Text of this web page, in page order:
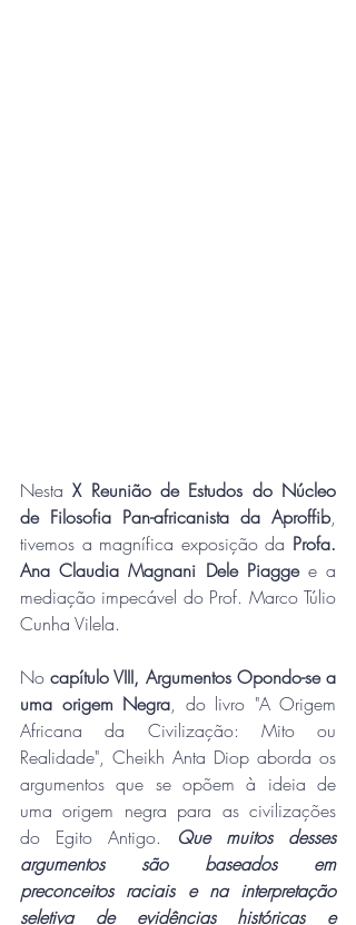
Nesta X Reunião de Estudos do Núcleo
de Filosofia Pan-africanista da Aproffib,
tivemos a magnífica exposição da Profa.
Ana Claudia Magnani Dele Piagge e a
mediação impecável do Prof. Marco Túlio
Cunha Vilela.
No capítulo VIII, Argumentos Opondo-se a
uma origem Negra, do livro "A Origem
Africana da Civilização: Mito ou
Realidade", Cheikh Anta Diop aborda os
argumentos que se opõem à ideia de
uma origem negra para as civilizações
do Egito Antigo. Que muitos desses
argumentos são baseados em
preconceitos raciais e na interpretação
seletiva de evidências históricas e